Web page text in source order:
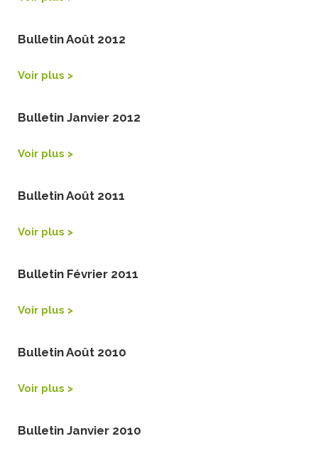
Bulletin Août 2012
Voir plus >
Bulletin Janvier 2012
Voir plus >
Bulletin Août 2011
Voir plus >
Bulletin Février 2011
Voir plus >
Bulletin Août 2010
Voir plus >
Bulletin Janvier 2010